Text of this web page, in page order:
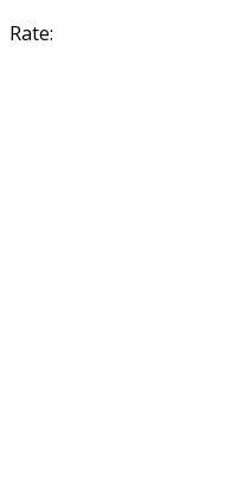
Rate: